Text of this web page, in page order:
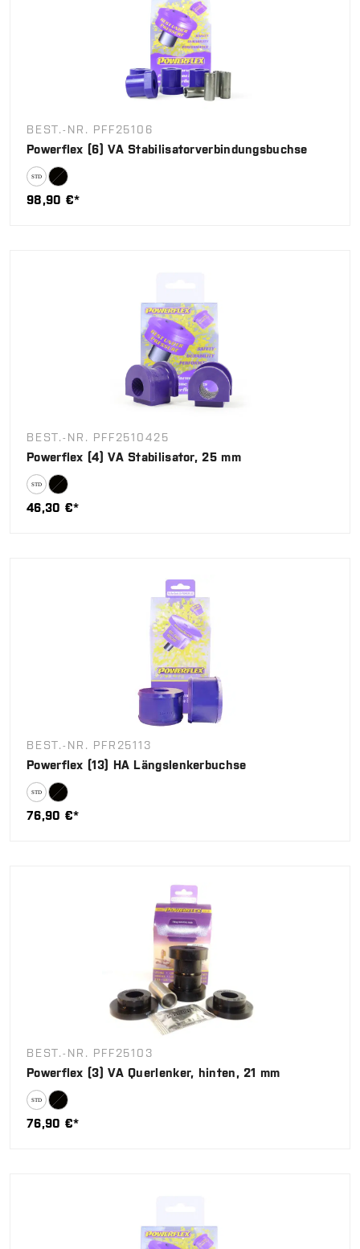
BEST.-NR. PFF25106
Powerflex (6) VA Stabilisatorverbindungsbuchse
98,90 €*
BEST.-NR. PFF2510425
Powerflex (4) VA Stabilisator, 25 mm
46,30 €*
BEST.-NR. PFR25113
Powerflex (13) HA Längslenkerbuchse
76,90 €*
BEST.-NR. PFF25103
Powerflex (3) VA Querlenker, hinten, 21 mm
76,90 €*